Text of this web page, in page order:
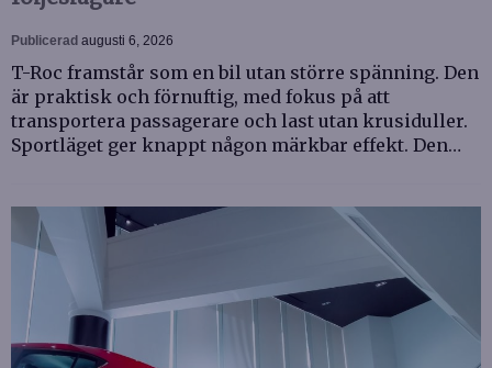
Publicerad augusti 6, 2026
T-Roc framstår som en bil utan större spänning. Den
är praktisk och förnuftig, med fokus på att
transportera passagerare och last utan krusiduller.
Sportläget ger knappt någon märkbar effekt. Den…